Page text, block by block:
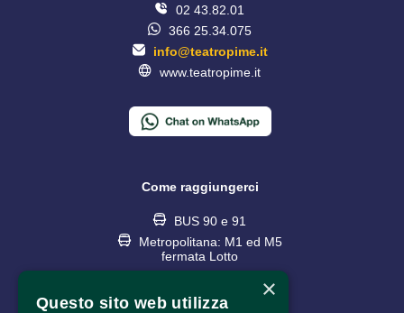
02 43.82.01
366 25.34.075
info@teatropime.it
www.teatropime.it
Come raggiungerci
BUS 90 e 91
Metropolitana: M1 ed M5
fermata Lotto
×
Questo sito web utilizza